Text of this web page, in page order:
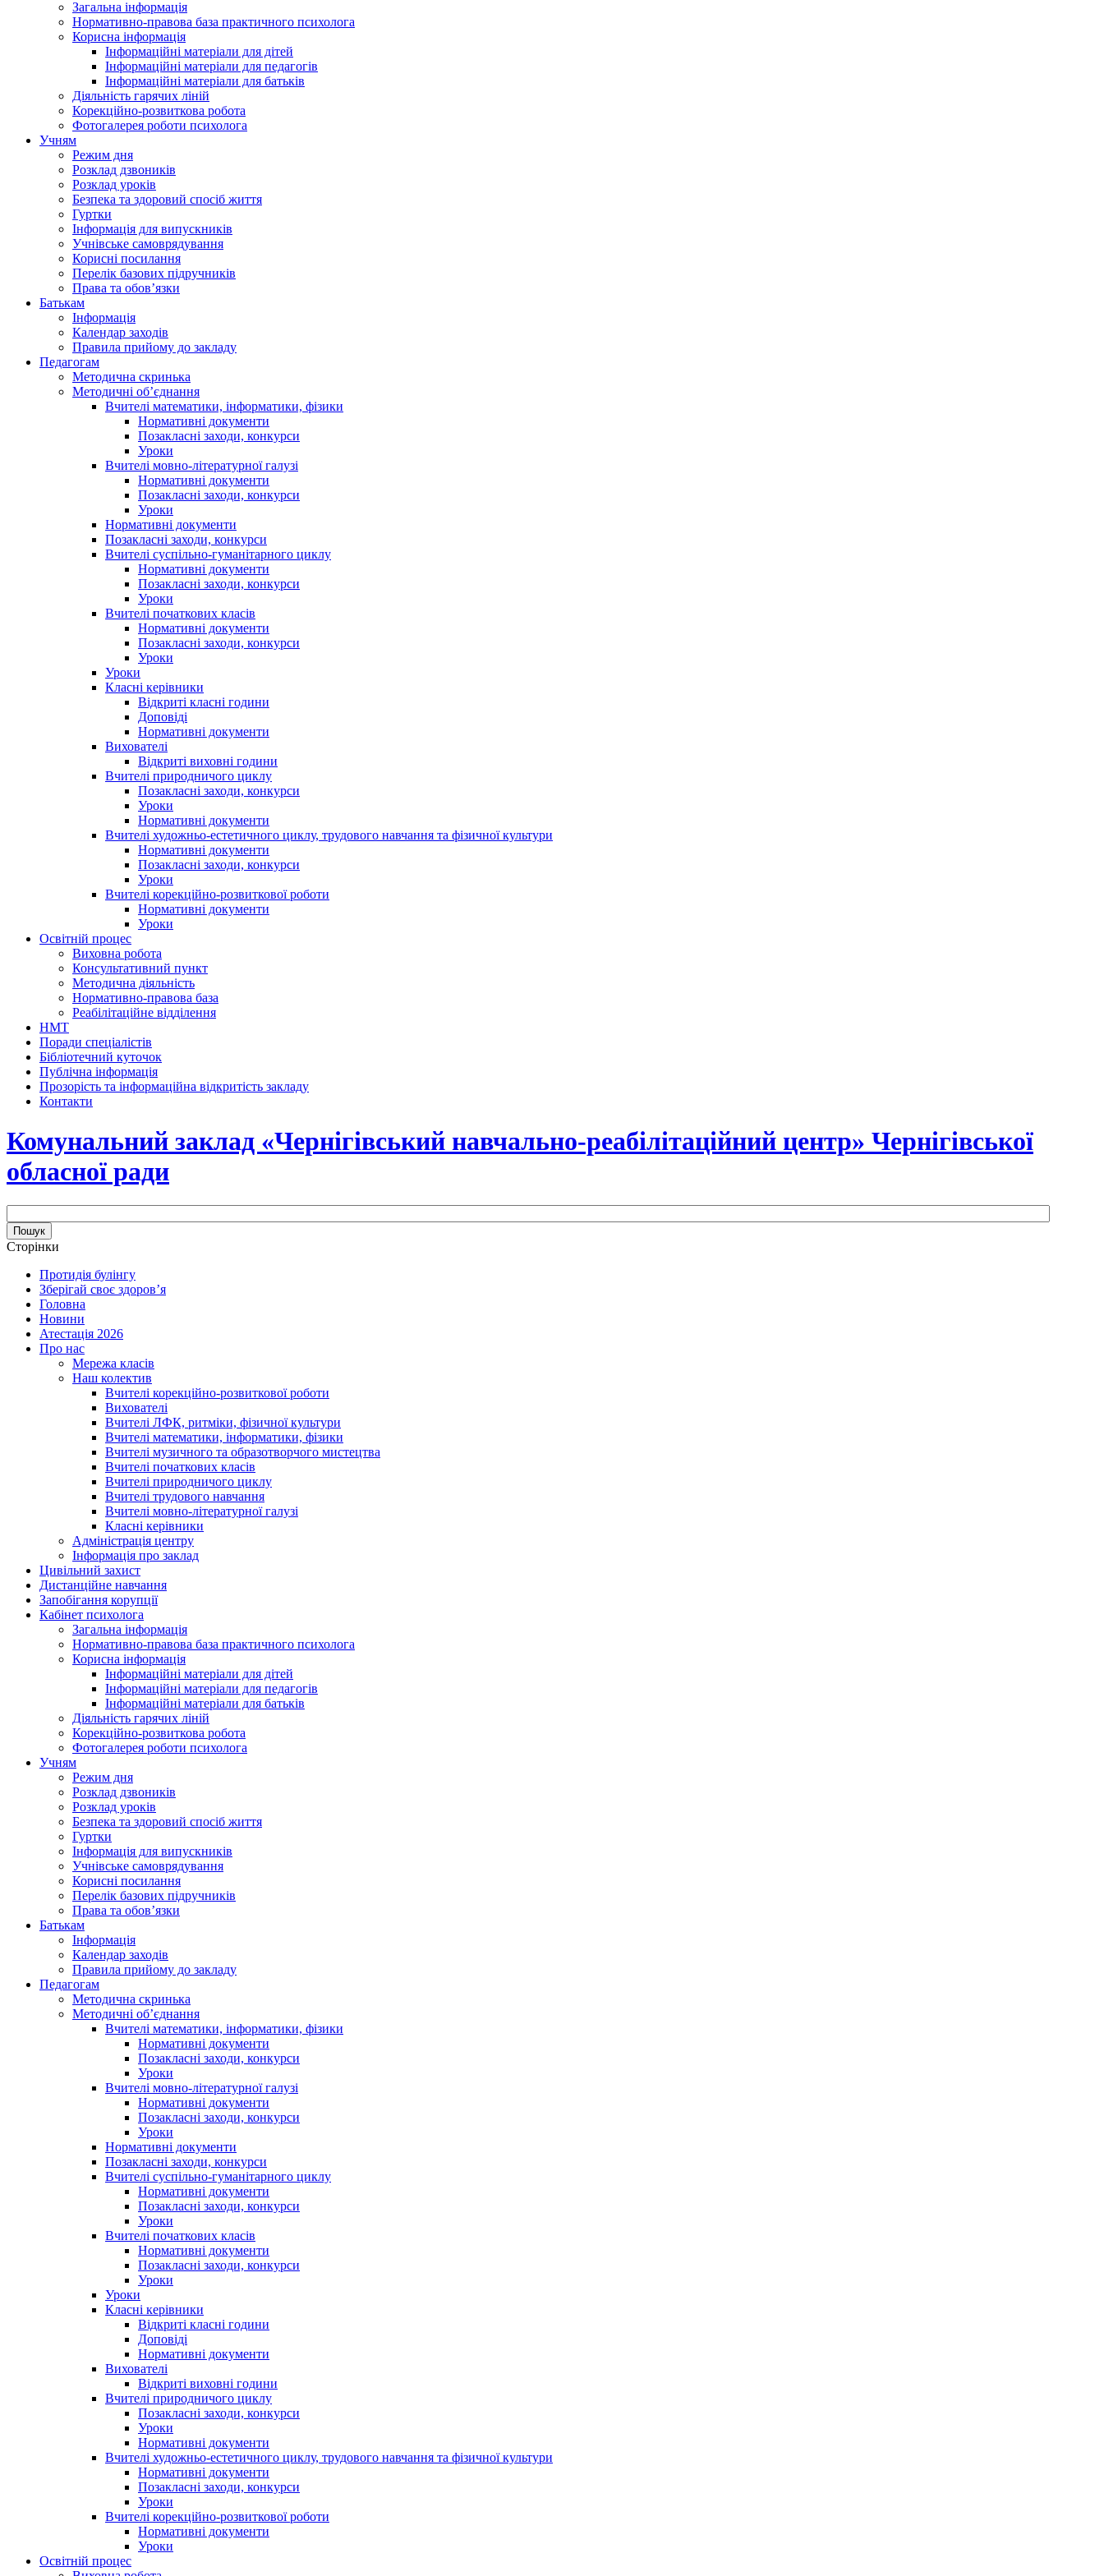
Загальна інформація
Нормативно-правова база практичного психолога
Корисна інформація
Інформаційні матеріали для дітей
Інформаційні матеріали для педагогів
Інформаційні матеріали для батьків
Діяльність гарячих ліній
Корекційно-розвиткова робота
Фотогалерея роботи психолога
Учням
Режим дня
Розклад дзвоників
Розклад уроків
Безпека та здоровий спосіб життя
Гуртки
Інформація для випускників
Учнівське самоврядування
Корисні посилання
Перелік базових підручників
Права та обов’язки
Батькам
Інформація
Календар заходів
Правила прийому до закладу
Педагогам
Методична скринька
Методичні об’єднання
Вчителі математики, інформатики, фізики
Нормативні документи
Позакласні заходи, конкурси
Уроки
Вчителі мовно-літературної галузі
Нормативні документи
Позакласні заходи, конкурси
Уроки
Нормативні документи
Позакласні заходи, конкурси
Вчителі суспільно-гуманітарного циклу
Нормативні документи
Позакласні заходи, конкурси
Уроки
Вчителі початкових класів
Нормативні документи
Позакласні заходи, конкурси
Уроки
Уроки
Класні керівники
Відкриті класні години
Доповіді
Нормативні документи
Вихователі
Відкриті виховні години
Вчителі природничого циклу
Позакласні заходи, конкурси
Уроки
Нормативні документи
Вчителі художньо-естетичного циклу, трудового навчання та фізичної культури
Нормативні документи
Позакласні заходи, конкурси
Уроки
Вчителі корекційно-розвиткової роботи
Нормативні документи
Уроки
Освітній процес
Виховна робота
Консультативний пункт
Методична діяльність
Нормативно-правова база
Реабілітаційне відділення
НМТ
Поради спеціалістів
Бібліотечний куточок
Публічна інформація
Прозорість та інформаційна відкритість закладу
Контакти
Комунальний заклад «Чернігівський навчально-реабілітаційний центр» Чернігівської
обласної ради
Сторінки
Протидія булінгу
Зберігай своє здоров’я
Головна
Новини
Атестація 2026
Про нас
Мережа класів
Наш колектив
Вчителі корекційно-розвиткової роботи
Вихователі
Вчителі ЛФК, ритміки, фізичної культури
Вчителі математики, інформатики, фізики
Вчителі музичного та образотворчого мистецтва
Вчителі початкових класів
Вчителі природничого циклу
Вчителі трудового навчання
Вчителі мовно-літературної галузі
Класні керівники
Адміністрація центру
Інформація про заклад
Цивільний захист
Дистанційне навчання
Запобігання корупції
Кабінет психолога
Загальна інформація
Нормативно-правова база практичного психолога
Корисна інформація
Інформаційні матеріали для дітей
Інформаційні матеріали для педагогів
Інформаційні матеріали для батьків
Діяльність гарячих ліній
Корекційно-розвиткова робота
Фотогалерея роботи психолога
Учням
Режим дня
Розклад дзвоників
Розклад уроків
Безпека та здоровий спосіб життя
Гуртки
Інформація для випускників
Учнівське самоврядування
Корисні посилання
Перелік базових підручників
Права та обов’язки
Батькам
Інформація
Календар заходів
Правила прийому до закладу
Педагогам
Методична скринька
Методичні об’єднання
Вчителі математики, інформатики, фізики
Нормативні документи
Позакласні заходи, конкурси
Уроки
Вчителі мовно-літературної галузі
Нормативні документи
Позакласні заходи, конкурси
Уроки
Нормативні документи
Позакласні заходи, конкурси
Вчителі суспільно-гуманітарного циклу
Нормативні документи
Позакласні заходи, конкурси
Уроки
Вчителі початкових класів
Нормативні документи
Позакласні заходи, конкурси
Уроки
Уроки
Класні керівники
Відкриті класні години
Доповіді
Нормативні документи
Вихователі
Відкриті виховні години
Вчителі природничого циклу
Позакласні заходи, конкурси
Уроки
Нормативні документи
Вчителі художньо-естетичного циклу, трудового навчання та фізичної культури
Нормативні документи
Позакласні заходи, конкурси
Уроки
Вчителі корекційно-розвиткової роботи
Нормативні документи
Уроки
Освітній процес